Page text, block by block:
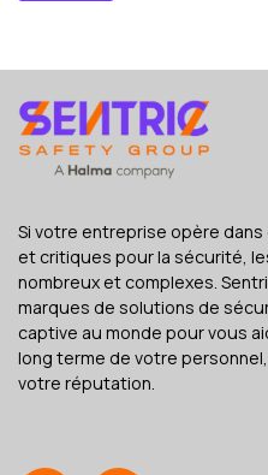
Si votre entreprise opère
et critiques pour la sécurité,
nombreux et complexes.
marques de solutions de
captive au monde pour vous
long terme de votre
votre réputation.